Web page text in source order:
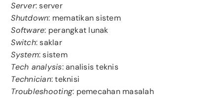
Server: server
Shutdown: mematikan sistem
Software: perangkat lunak
Switch: saklar
System: sistem
Tech analysis: analisis teknis
Technician: teknisi
Troubleshooting: pemecahan masalah